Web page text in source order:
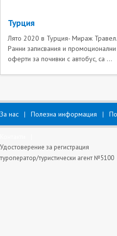
Турция
Лято 2020 в Турция- Мираж Травел.
Ранни записвания и промоционални
оферти за почивки с автобус, са ...
За нас Полезна информация
Удостоверение за регистрация
туроператор/туристически агент №5100